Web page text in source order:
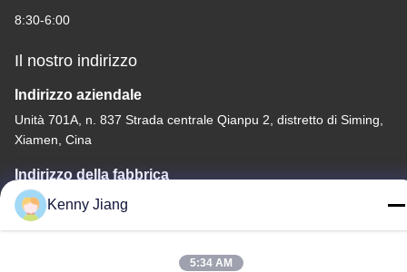
8:30-6:00
Il nostro indirizzo
Indirizzo aziendale
Unità 701A, n. 837 Strada centrale Qianpu 2, distretto di Siming,
Xiamen, Cina
Indirizzo della fabbrica
No. 72, Yongjun Road, villaggio Wufeng, città di Chongwu,
Quanzhou, Fujian, Cina
Kenny Jiang
5:34 AM